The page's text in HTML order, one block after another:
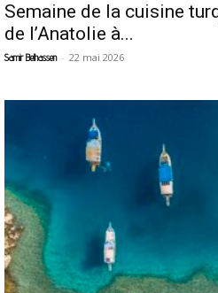
Semaine de la cuisine
de l’Anatolie à...
Samir Belhassen - 22 mai 2026